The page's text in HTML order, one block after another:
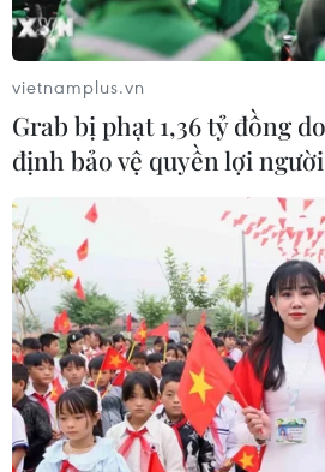
vietnamplus.vn
Grab bị phạt 1,36 tỷ đồng
định bảo vệ quyền lợi